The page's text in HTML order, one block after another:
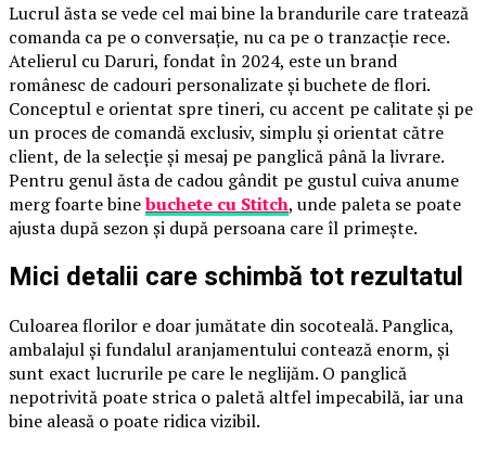
Lucrul ăsta se vede cel mai bine la brandurile care tratează
comanda ca pe o conversație, nu ca pe o tranzacție rece.
Atelierul cu Daruri, fondat în 2024, este un brand
românesc de cadouri personalizate și buchete de flori.
Conceptul e orientat spre tineri, cu accent pe calitate și pe
un proces de comandă exclusiv, simplu și orientat către
client, de la selecție și mesaj pe panglică până la livrare.
Pentru genul ăsta de cadou gândit pe gustul cuiva anume
merg foarte binebuchete cu Stitch, unde paleta se poate
ajusta după sezon și după persoana care îl primește.
Mici detalii care schimbă tot rezultatul
Culoarea florilor e doar jumătate din socoteală. Panglica,
ambalajul și fundalul aranjamentului contează enorm, și
sunt exact lucrurile pe care le neglijăm. O panglică
nepotrivită poate strica o paletă altfel impecabilă, iar una
bine aleasă o poate ridica vizibil.